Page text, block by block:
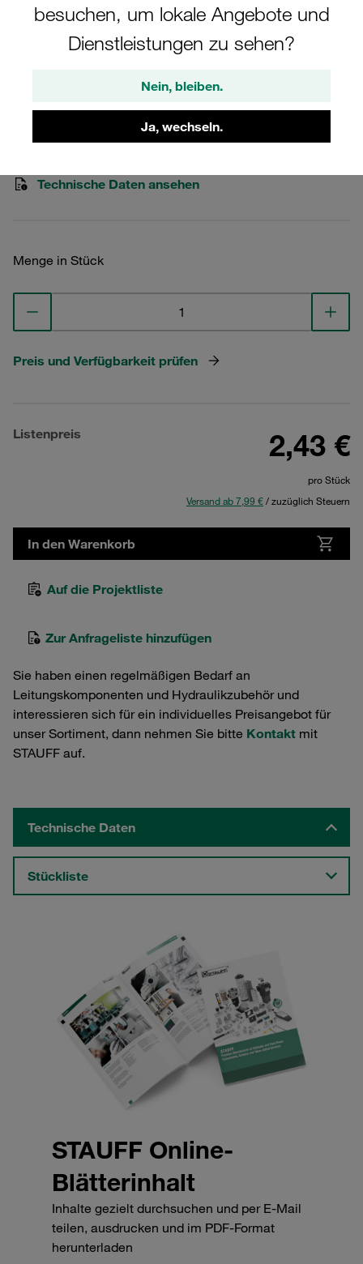
besuchen, um lokale Angebote und
Dienstleistungen zu sehen?
Nein, bleiben.
Ja, wechseln.
2 Ø16mm Polyamid W3 IS-Schraube
glatt, ohne Vorspannung gerippt, mit
STAUFF Materialnr. 1110029030
Technische Daten ansehen
Menge in Stück
Preis und Verfügbarkeit prüfen
Listenpreis 2,43 €
pro Stück
Versand ab 7,99 €/ zuzüglich Steuern
In den Warenkorb
Auf die Projektliste
Zur Anfrageliste hinzufügen
Sie haben einen regelmäßigen Bedarf an
Leitungskomponenten und Hydraulikzubehör und
interessieren sich für ein individuelles Preisangebot für
unser Sortiment, dann nehmen Sie bitte Kontakt mit
STAUFF auf.
Technische Daten
Stückliste
STAUFF Online-
Blätterinhalt
Inhalte gezielt durchsuchen und per E-Mail
teilen, ausdrucken und im PDF-Format
herunterladen